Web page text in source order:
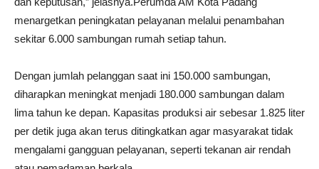
menargetkan peningkatan pelayanan melalui penambahan
sekitar 6.000 sambungan rumah setiap tahun.
Dengan jumlah pelanggan saat ini 150.000 sambungan,
diharapkan meningkat menjadi 180.000 sambungan dalam
lima tahun ke depan. Kapasitas produksi air sebesar 1.825 liter
per detik juga akan terus ditingkatkan agar masyarakat tidak
mengalami gangguan pelayanan, seperti tekanan air rendah